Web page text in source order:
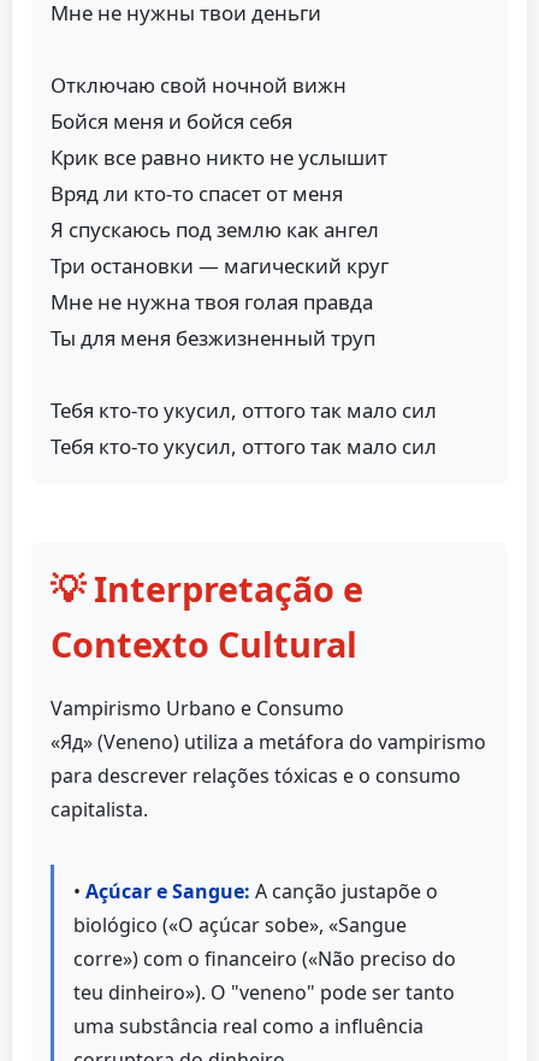
Мне не нужны твои деньги
Отключаю свой ночной вижн
Бойся меня и бойся себя
Крик все равно никто не услышит
Вряд ли кто-то спасет от меня
Я спускаюсь под землю как ангел
Три остановки — магический круг
Мне не нужна твоя голая правда
Ты для меня безжизненный труп
Тебя кто-то укусил, оттого так мало сил
Тебя кто-то укусил, оттого так мало сил
💡 Interpretação e
Contexto Cultural
Vampirismo Urbano e Consumo
«Яд» (Veneno) utiliza a metáfora do vampirismo
para descrever relações tóxicas e o consumo
capitalista.
• Açúcar e Sangue: A canção justapõe o
biológico («O açúcar sobe», «Sangue
corre») com o financeiro («Não preciso do
teu dinheiro»). O "veneno" pode ser tanto
uma substância real como a influência